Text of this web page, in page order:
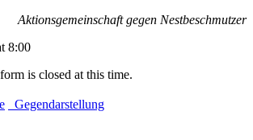
Aktionsgemeinschaft gegen Nestbeschmutzer
8:00
is closed at this time.
Gegendarstellung